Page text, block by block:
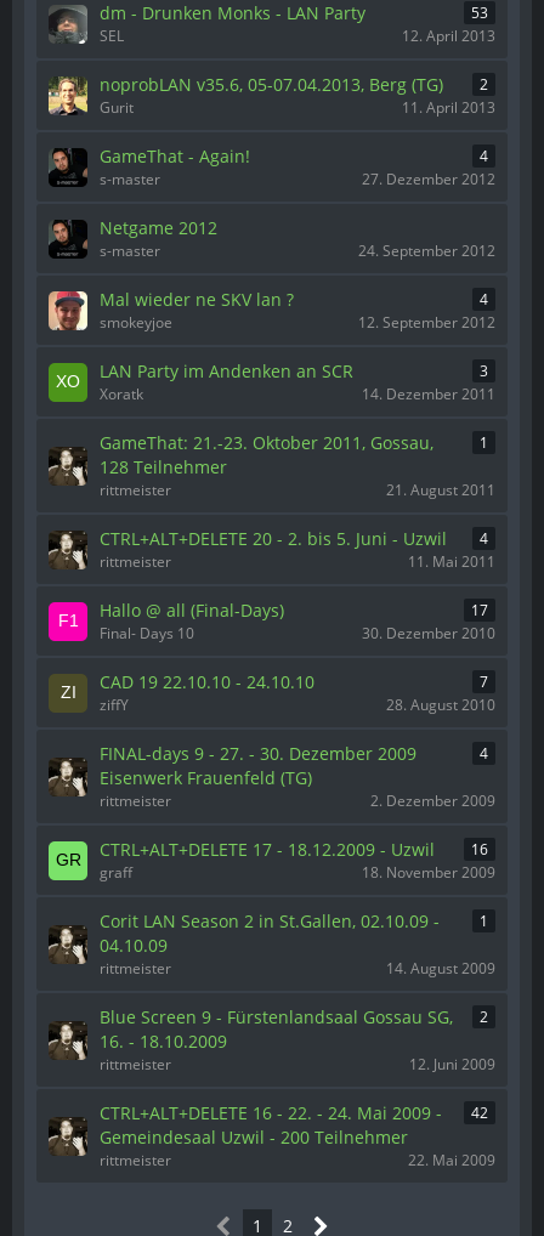
dm - Drunken Monks - LAN Party
53
SEL
12. April 2013
noprobLAN v35.6, 05-07.04.2013, Berg (TG)
2
Gurit
11. April 2013
GameThat - Again!
4
s-master
27. Dezember 2012
Netgame 2012
s-master 24. September 2012
Mal wieder ne SKV lan ?
4
smokeyjoe
12. September 2012
LAN Party im Andenken an SCR
3
Xoratk
14. Dezember 2011
GameThat: 21.-23. Oktober 2011, Gossau,
128 Teilnehmer
1
rittmeister 21. August 2011
CTRL+ALT+DELETE 20 - 2. bis 5. Juni - Uzwil
4
rittmeister
11. Mai 2011
Hallo @ all (Final-Days)
17
Final- Days 10
30. Dezember 2010
CAD 19 22.10.10 - 24.10.10
7
ziffY
28. August 2010
FINAL-days 9 - 27. - 30. Dezember 2009
Eisenwerk Frauenfeld (TG)
4
rittmeister 2. Dezember 2009
CTRL+ALT+DELETE 17 - 18.12.2009 - Uzwil
16
graff
18. November 2009
Corit LAN Season 2 in St.Gallen, 02.10.09 -
04.10.09
1
rittmeister 14. August 2009
Blue Screen 9 - Fürstenlandsaal Gossau SG,
16. - 18.10.2009
2
rittmeister 12. Juni 2009
CTRL+ALT+DELETE 16 - 22. - 24. Mai 2009 -
Gemeindesaal Uzwil - 200 Teilnehmer
42
rittmeister 22. Mai 2009
1 2